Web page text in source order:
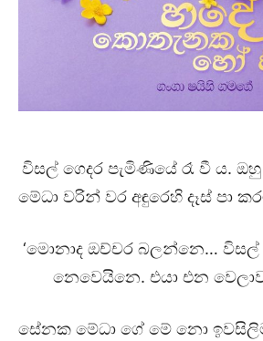
විසල් ගෙදර පැමිණියේ රෑ වී ය.
මේධා වරින් වර අඳුරෙහි දෑස් පා
‘මොනාද ඔච්චර බලන්නෙ…
නෙවෙයිනෙ. එයා එන
සේනක මේධා ගේ මේ නො